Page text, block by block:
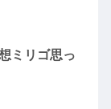
ミリゴ思っ